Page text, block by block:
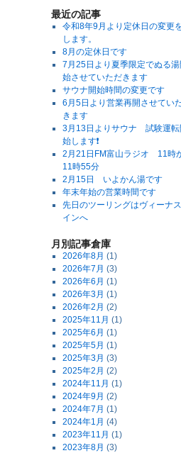
最近の記事
令和8年9月より定休日の変更
します。
8月の定休日です
7月25日より夏季限定でぬる湯
始させていただきます
サウナ開始時間の変更です
6月5日より営業再開させてい
きます
3月13日よりサウナ 試験運転
始します❗
2月21日FM富山ラジオ 11時
11時55分
2月15日 いよかん湯です
年末年始の営業時間です
先日のツーリングはヴィーナ
インへ
月別記事倉庫
2026年8月 (1)
2026年7月 (3)
2026年6月 (1)
2026年3月 (1)
2026年2月 (2)
2025年11月 (1)
2025年6月 (1)
2025年5月 (1)
2025年3月 (3)
2025年2月 (2)
2024年11月 (1)
2024年9月 (2)
2024年7月 (1)
2024年1月 (4)
2023年11月 (1)
2023年8月 (3)